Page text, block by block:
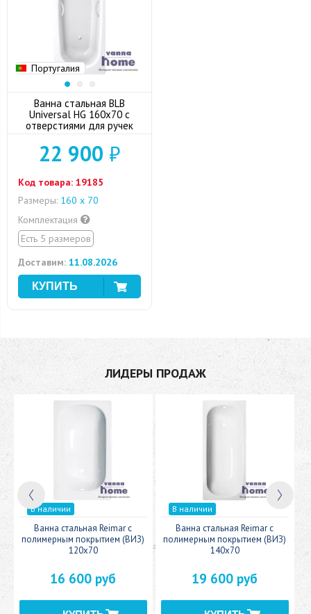
Португалия
Ванна стальная BLB
Universal HG 160x70 с
отверстиями для ручек
22 900 ₽
Код товара: 19185
Размеры: 160 х 70
Комплектация
Есть 5 размеров
Доставим: 11.08.2026
ЛИДЕРЫ ПРОДАЖ
В наличии
Ванна стальная Reimar с
полимерным покрытием (ВИЗ)
120x70
16 600 руб
В наличии
Ванна стальная Reimar с
полимерным покрытием (ВИЗ)
140x70
19 600 руб